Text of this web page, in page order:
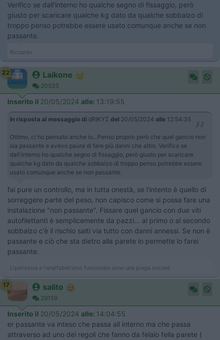
Verifico se dall'interno ho qualche segno di fissaggio, però
giusto per scaricare qualche kg dato da qualche sobbalzo di
troppo penso potrebbe essere usato comunque anche se non
passante.
Riccardo
22 Laikone
20535
Inserito il 20/05/2024 alle: 13:19:55
In risposta al messaggio di dRIKYZ del 20/05/2024 alle 12:54:35
Ottimo, ci ho pensato anche io...Penso proprio però che quel gancio non
sia passante e avevo paura di fare più danni che altro. Verifico se
dall'interno ho qualche segno di fissaggio, però giusto per scaricare
qualche kg dato da qualche sobbalzo di troppo penso potrebbe essere
usato comunque anche se non passante.
fai pure un controllo, ma in tutta onestà, se l'intento è quello di
sorreggere parte del peso, non capisco come si possa fare una
instalazione "non passante". Fissare quel gancio con due viti
autofilettanti è semplicemente da pazzi... al primo o al secondo
sobbalzo c'è il rischio salti via tutto con danni annessi. Se non è
passante e ciò che sta dietro alla parete lo permette lo farei
passante.
L'iperlessia e l'analfabetismo funzionale sono una piaga sociale
17 salito
29159
Inserito il 20/05/2024 alle: 14:04:55
er passante va inteso che passa all interno ma che passa
attraverso ad uno dei regoli che fanno da felaio fella parete (